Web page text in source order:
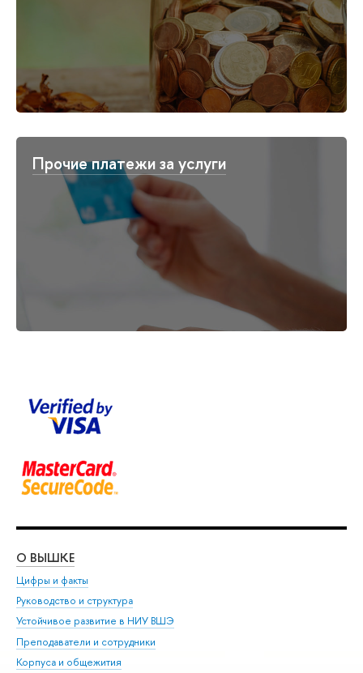
Прочие платежи за услуги
О ВЫШКЕ
Цифры и факты
Руководство и структура
Устойчивое развитие в НИУ ВШЭ
Преподаватели и сотрудники
Корпуса и общежития